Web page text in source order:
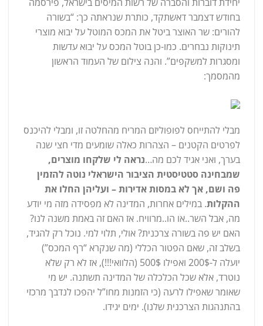
בחודש דצמבר דאשתקד, כותרת שנראתה כך: “בשורה
להורים: שר האוצר ביטל את המכס המוטל על יבוא מוצרי
תינוקות נבחרים. כמו-כן בוטל המכס על יבוא עדשות
ומסגרות למשקפים”. והנה צילום של העמוד הראשון
מהמסמך:
מבלי להתייחס לפופוליזם המריח מהחלטה זו, ומבלי להיכנס
לפרטים הקטנים – הצהרות כאלה שומעים מדי חצי שנה
בערך, ואני אגיד לכם מה…נראה לי שלקחו מוצרים,
שמבחינה סטטיסטית הציבור הישראלי נוטה להזמין
פה ושם, אך לא במסות אדירות – ועליהן החלו את
ההקלות. במילים אחרות, המדינה לא מפסידה מזה מי יודע
מה, אבל השר..או הו..מרוויח. אז האם זה באמת משנה לנו?
האם יש פה בשורה צרכנית? אולי, תלוי למי. נוכל רק להגיד,
בשלב זה, שאם הפטור הכללי (מה שנקרא “רף המכס”)
יועלה ל-200$ ואפילו 500$ (הלוואי!!!), אז לא רק שלא
נוטרד, אלא שכל הכלכלה של המדינה תשתנה. יש מי
שאומר שאפילו לרעה (כי הזמנות מחו”ל יהפכו לנדבך מרכזי
בהתנהגות הצרכנית שלנו). ימים יגידו.